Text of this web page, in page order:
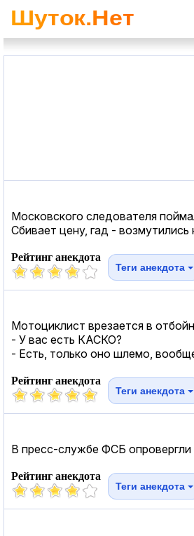
Московского следователя
Сбивает цену, гад -
Рейтинг анекдота
Теги анекдота
Мотоциклист врезается в
- У вас есть КАСКО?
- Есть, только оно шлемо,
Рейтинг анекдота
Теги анекдота
В пресс-службе ФСБ
Рейтинг анекдота
Теги анекдота